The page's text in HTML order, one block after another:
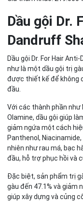
Dầu gội Dr.
Dandruff
Dầu gội Dr. For Hair
như là một dầu gội trị
được thiết kế để không
đầu.
Với các thành phần như
Olamine, dầu gội giúp
giảm ngứa một cách
Panthenol,
nhiên như rau má, bạc
đầu, hỗ trợ phục hồi và
Đặc biệt, sản phẩm trị
gàu đến 47.1% và giảm
giúp xây dựng và củng